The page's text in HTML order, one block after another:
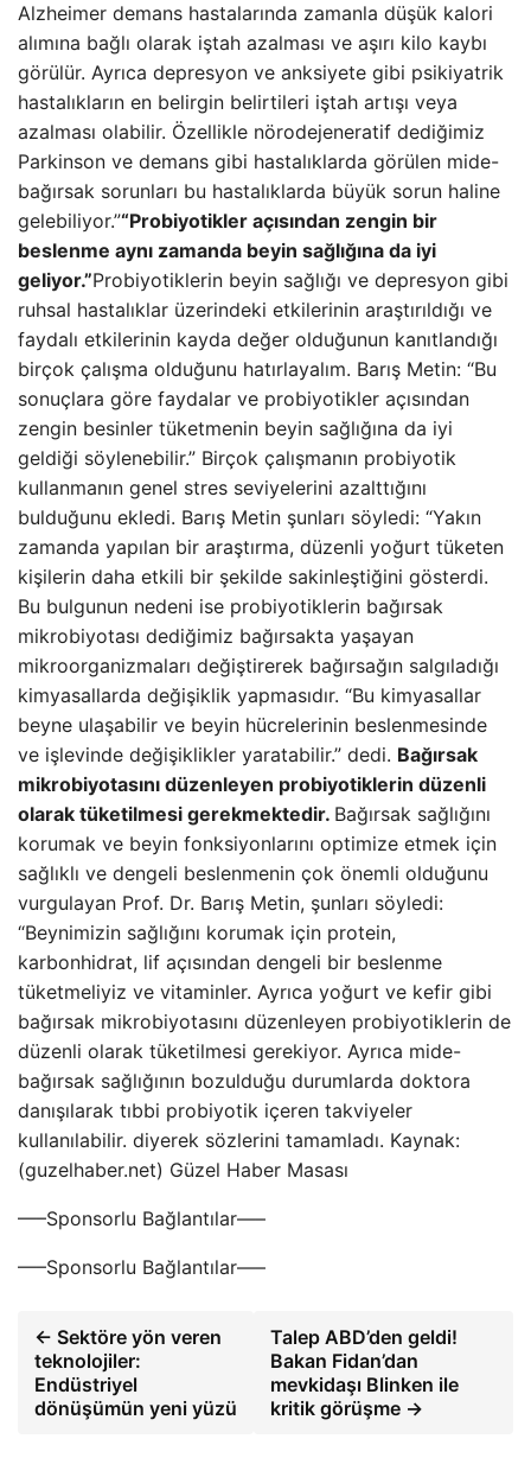
Alzheimer demans hastalarında zamanla düşük kalori
alımına bağlı olarak iştah azalması ve aşırı kilo kaybı
görülür. Ayrıca depresyon ve anksiyete gibi psikiyatrik
hastalıkların en belirgin belirtileri iştah artışı veya
azalması olabilir. Özellikle nörodejeneratif dediğimiz
Parkinson ve demans gibi hastalıklarda görülen mide-
bağırsak sorunları bu hastalıklarda büyük sorun haline
gelebiliyor.”“Probiyotikler açısından zengin bir
beslenme aynı zamanda beyin sağlığına da iyi
geliyor.”Probiyotiklerin beyin sağlığı ve depresyon gibi
ruhsal hastalıklar üzerindeki etkilerinin araştırıldığı ve
faydalı etkilerinin kayda değer olduğunun kanıtlandığı
birçok çalışma olduğunu hatırlayalım. Barış Metin: “Bu
sonuçlara göre faydalar ve probiyotikler açısından
zengin besinler tüketmenin beyin sağlığına da iyi
geldiği söylenebilir.” Birçok çalışmanın probiyotik
kullanmanın genel stres seviyelerini azalttığını
bulduğunu ekledi. Barış Metin şunları söyledi: “Yakın
zamanda yapılan bir araştırma, düzenli yoğurt tüketen
kişilerin daha etkili bir şekilde sakinleştiğini gösterdi.
Bu bulgunun nedeni ise probiyotiklerin bağırsak
mikrobiyotası dediğimiz bağırsakta yaşayan
mikroorganizmaları değiştirerek bağırsağın salgıladığı
kimyasallarda değişiklik yapmasıdır. “Bu kimyasallar
beyne ulaşabilir ve beyin hücrelerinin beslenmesinde
ve işlevinde değişiklikler yaratabilir.” dedi. Bağırsak
mikrobiyotasını düzenleyen probiyotiklerin düzenli
olarak tüketilmesi gerekmektedir. Bağırsak sağlığını
korumak ve beyin fonksiyonlarını optimize etmek için
sağlıklı ve dengeli beslenmenin çok önemli olduğunu
vurgulayan Prof. Dr. Barış Metin, şunları söyledi:
“Beynimizin sağlığını korumak için protein,
karbonhidrat, lif açısından dengeli bir beslenme
tüketmeliyiz ve vitaminler. Ayrıca yoğurt ve kefir gibi
bağırsak mikrobiyotasını düzenleyen probiyotiklerin de
düzenli olarak tüketilmesi gerekiyor. Ayrıca mide-
bağırsak sağlığının bozulduğu durumlarda doktora
danışılarak tıbbi probiyotik içeren takviyeler
kullanılabilir. diyerek sözlerini tamamladı. Kaynak:
(guzelhaber.net) Güzel Haber Masası
—–Sponsorlu Bağlantılar—–
—–Sponsorlu Bağlantılar—–
← Sektöre yön veren
teknolojiler:
Endüstriyel
dönüşümün yeni yüzü
Talep ABD’den geldi!
Bakan Fidan’dan
mevkidaşı Blinken ile
kritik görüşme →